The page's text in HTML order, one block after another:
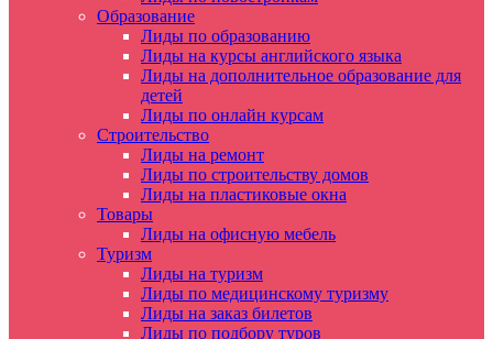
Образование
Лиды по образованию
Лиды на курсы английского языка
Лиды на дополнительное образование для
детей
Лиды по онлайн курсам
Строительство
Лиды на ремонт
Лиды по строительству домов
Лиды на пластиковые окна
Товары
Лиды на офисную мебель
Туризм
Лиды на туризм
Лиды по медицинскому туризму
Лиды на заказ билетов
Лиды по подбору туров